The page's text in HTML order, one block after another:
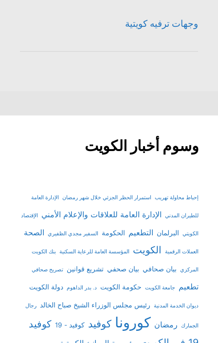
وجهات ترفيه كويتية
وسوم أخبار الكويت
إحباط محاولة تهريب استمرار الحظر الجزئي خلال شهر رمضان الإدارة العامة
للطيران المدني الإدارة العامة للعلاقات والإعلام الأمني الإقتصاد
الكويتي البرلمان التطعيم الحكومة السفير مجدي الظفيري الصحة
العملات الرقمية الكويت المؤسسة العامة للرعاية السكنية بنك الكويت
المركزي بيان صحافي بيان صحفي تشريع قوانين تصريح صحافي
تطعيم جامعة الكويت حكومة الكويت د. بدر الداهوم دولة الكويت
ديوان الخدمة المدنية رئيس مجلس الوزراء الشيخ صباح الخالد رجال
الجمارك رمضان كورونا كوفيد كوفيد - 19
كوفيد